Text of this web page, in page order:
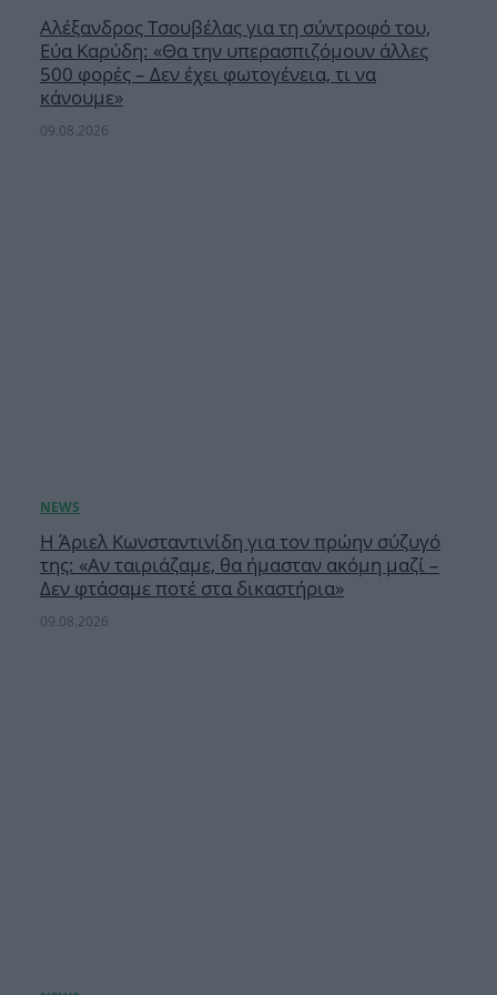
Αλέξανδρος Τσουβέλας για τη σύντροφό του,
Εύα Καρύδη: «Θα την υπερασπιζόμουν άλλες
500 φορές – Δεν έχει φωτογένεια, τι να
κάνουμε»
09.08.2026
Η Άριελ Κωνσταντινίδη για τον πρώην σύζυγό
της: «Αν ταιριάζαμε, θα ήμασταν ακόμη μαζί –
Δεν φτάσαμε ποτέ στα δικαστήρια»
09.08.2026